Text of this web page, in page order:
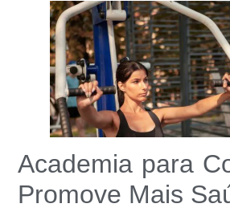
Academia para
Promove Mais